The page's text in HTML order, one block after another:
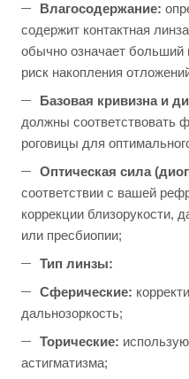
Влагосодержание:
содержит контактная
обычно означает
риск накопления
Базовая кривизна и
должны соответствовать
роговицы для
Оптическая сила
соответствии с вашей
коррекции близорукости,
или пресбиопии;
Тип линзы:
Сферические:
дальнозоркость;
Торические:
астигматизма;